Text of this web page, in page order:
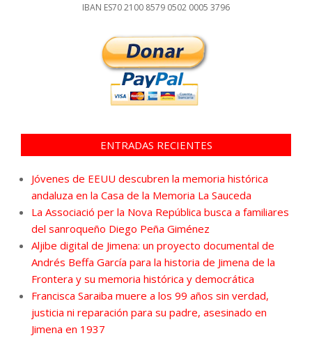
IBAN ES70 2100 8579 0502 0005 3796
ENTRADAS RECIENTES
Jóvenes de EEUU descubren la memoria histórica
andaluza en la Casa de la Memoria La Sauceda
La Associació per la Nova República busca a familiares
del sanroqueño Diego Peña Giménez
Aljibe digital de Jimena: un proyecto documental de
Andrés Beffa García para la historia de Jimena de la
Frontera y su memoria histórica y democrática
Francisca Saraiba muere a los 99 años sin verdad,
justicia ni reparación para su padre, asesinado en
Jimena en 1937